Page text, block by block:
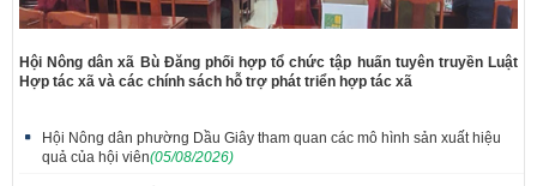
Hội Nông dân xã Bù Đăng phối hợp tổ chức tập huấn tuyên truyền Luật
Hợp tác xã và các chính sách hỗ trợ phát triển hợp tác xã
Hội Nông dân phường Dầu Giây tham quan các mô hình sản xuất hiệu
quả của hội viên(05/08/2026)